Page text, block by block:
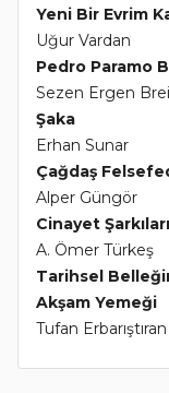
Yeni Bir Evrim
Uğur Vardan
Pedro Paramo
Sezen Ergen
Şaka
Erhan Sunar
Çağdaş
Alper Güngör
Cinayet Şarkıları
A. Ömer Türkeş
Tarihsel
Akşam Yemeği
Tufan Erbarıştıran